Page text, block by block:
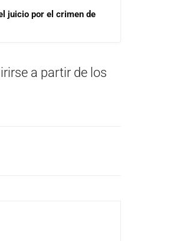
juicio por el crimen de
a partir de los